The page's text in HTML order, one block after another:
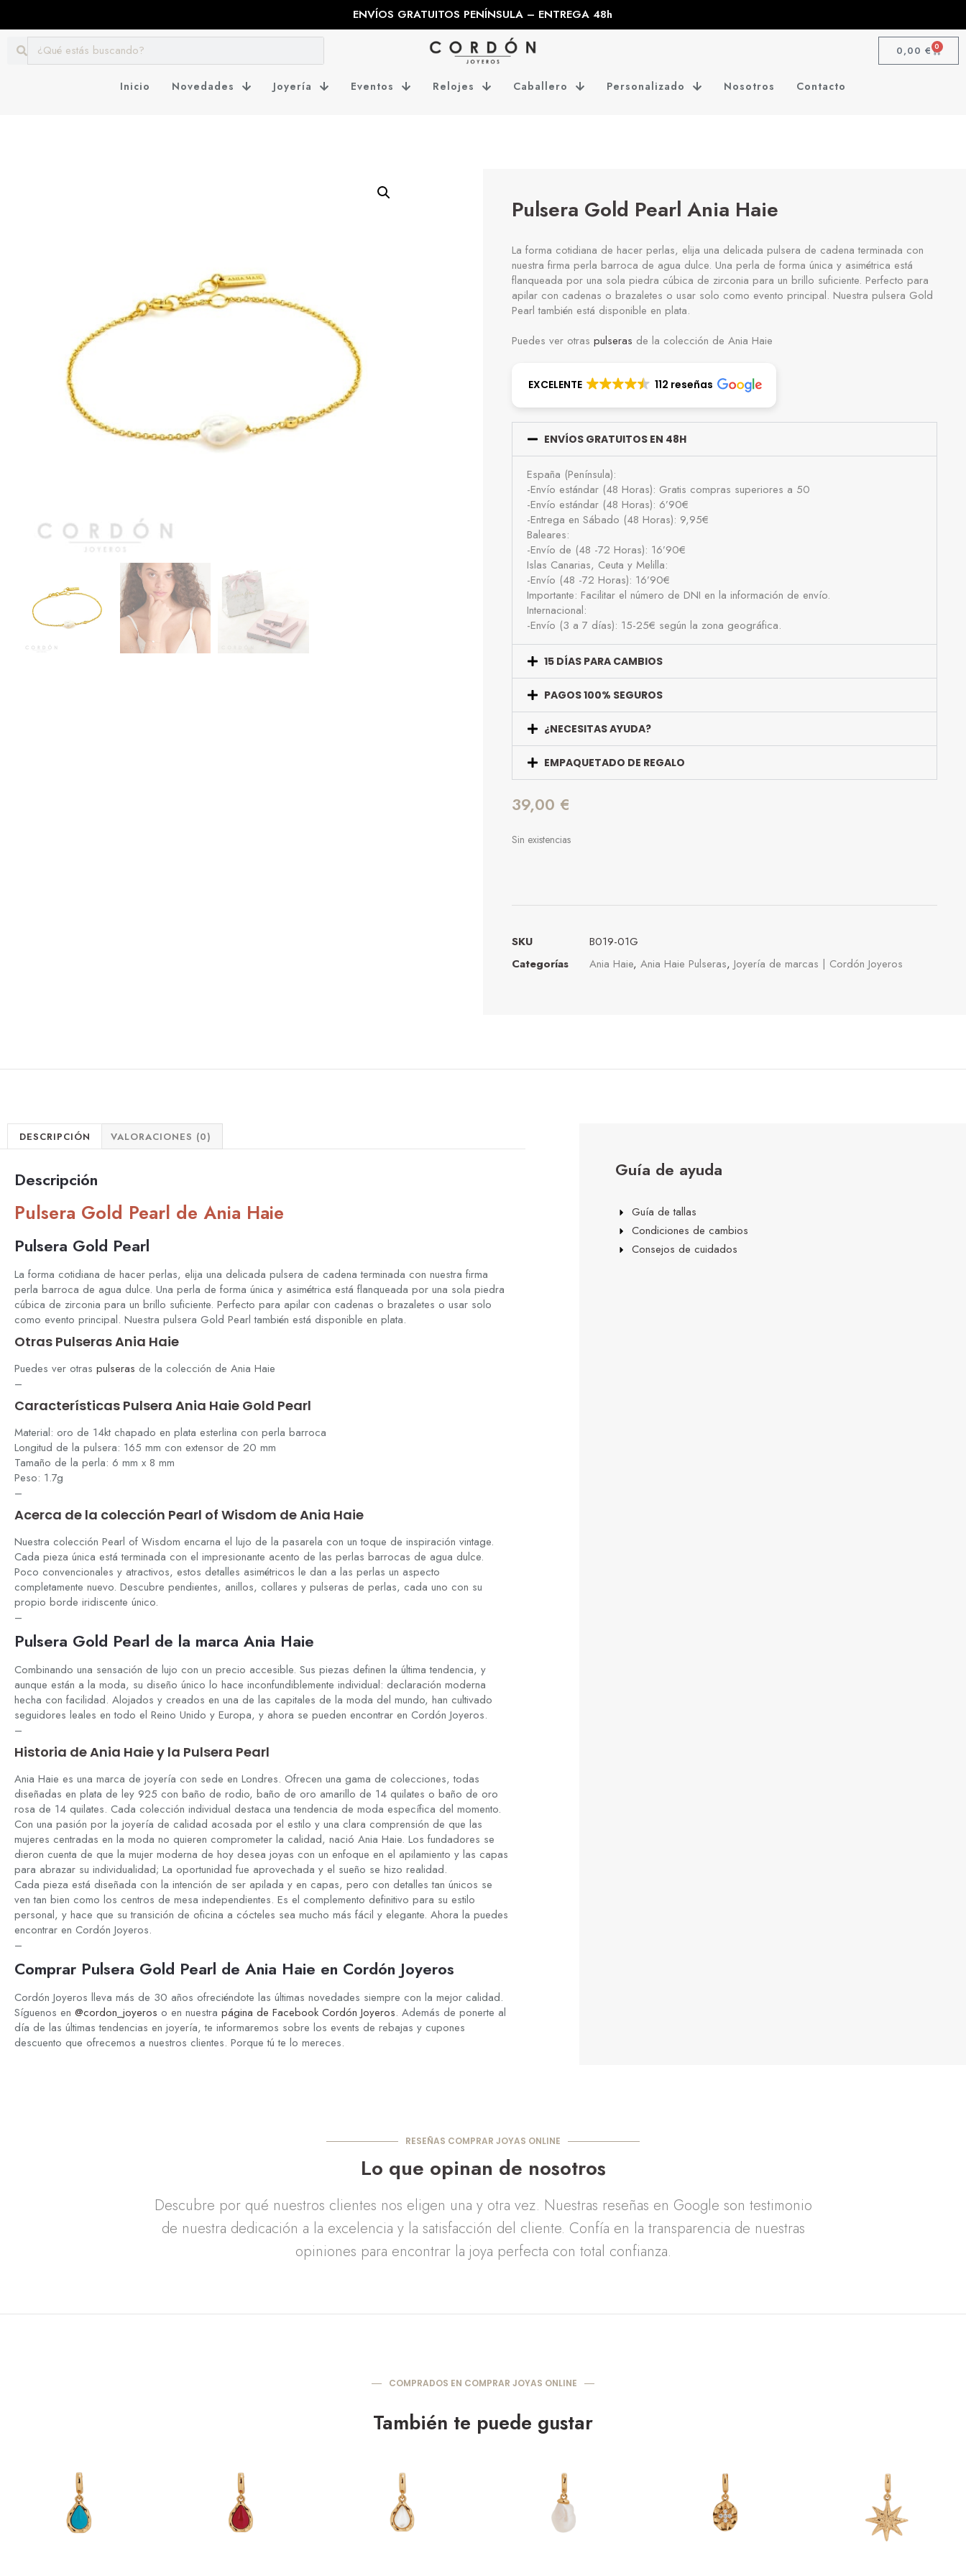
ENVÍOS GRATUITOS PENÍNSULA – ENTREGA 48h
0,00 € 0
Inicio Novedades Joyería Eventos Relojes Caballero Personalizado Nosotros Contacto
Pulsera Gold Pearl Ania Haie
La forma cotidiana de hacer perlas, elija una delicada pulsera de cadena terminada con
nuestra firma perla barroca de agua dulce. Una perla de forma única y asimétrica está
flanqueada por una sola piedra cúbica de zirconia para un brillo suficiente. Perfecto para
apilar con cadenas o brazaletes o usar solo como evento principal. Nuestra pulsera Gold
Pearl también está disponible en plata.
Puedes ver otras pulseras de la colección de Ania Haie
EXCELENTE 112 reseñas
ENVÍOS GRATUITOS EN 48H
España (Península):
-Envío estándar (48 Horas): Gratis compras superiores a 50
-Envío estándar (48 Horas): 6’90€
-Entrega en Sábado (48 Horas): 9,95€
Baleares:
-Envío de (48 -72 Horas): 16’90€
Islas Canarias, Ceuta y Melilla:
-Envío (48 -72 Horas): 16’90€
Importante: Facilitar el número de DNI en la información de envío.
Internacional:
-Envío (3 a 7 días): 15-25€ según la zona geográfica.
15 DÍAS PARA CAMBIOS
PAGOS 100% SEGUROS
¿NECESITAS AYUDA?
EMPAQUETADO DE REGALO
39,00 €
Sin existencias
SKU
B019-01G
Categorías
Ania Haie, Ania Haie Pulseras, Joyería de marcas | Cordón Joyeros
DESCRIPCIÓN VALORACIONES (0)
Descripción
Pulsera Gold Pearl de Ania Haie
Pulsera Gold Pearl
La forma cotidiana de hacer perlas, elija una delicada pulsera de cadena terminada con nuestra firma
perla barroca de agua dulce. Una perla de forma única y asimétrica está flanqueada por una sola piedra
cúbica de zirconia para un brillo suficiente. Perfecto para apilar con cadenas o brazaletes o usar solo
como evento principal. Nuestra pulsera Gold Pearl también está disponible en plata.
Otras Pulseras Ania Haie
Puedes ver otras pulseras de la colección de Ania Haie
–
Características Pulsera Ania Haie Gold Pearl
Material: oro de 14kt chapado en plata esterlina con perla barroca
Longitud de la pulsera: 165 mm con extensor de 20 mm
Tamaño de la perla: 6 mm x 8 mm
Peso: 1.7g
–
Acerca de la colección Pearl of Wisdom de Ania Haie
Nuestra colección Pearl of Wisdom encarna el lujo de la pasarela con un toque de inspiración vintage.
Cada pieza única está terminada con el impresionante acento de las perlas barrocas de agua dulce.
Poco convencionales y atractivos, estos detalles asimétricos le dan a las perlas un aspecto
completamente nuevo. Descubre pendientes, anillos, collares y pulseras de perlas, cada uno con su
propio borde iridiscente único.
–
Pulsera Gold Pearl de la marca Ania Haie
Combinando una sensación de lujo con un precio accesible. Sus piezas definen la última tendencia, y
aunque están a la moda, su diseño único lo hace inconfundiblemente individual: declaración moderna
hecha con facilidad. Alojados y creados en una de las capitales de la moda del mundo, han cultivado
seguidores leales en todo el Reino Unido y Europa, y ahora se pueden encontrar en Cordón Joyeros.
–
Historia de Ania Haie y la Pulsera Pearl
Ania Haie es una marca de joyería con sede en Londres. Ofrecen una gama de colecciones, todas
diseñadas en plata de ley 925 con baño de rodio, baño de oro amarillo de 14 quilates o baño de oro
rosa de 14 quilates. Cada colección individual destaca una tendencia de moda específica del momento.
Con una pasión por la joyería de calidad acosada por el estilo y una clara comprensión de que las
mujeres centradas en la moda no quieren comprometer la calidad, nació Ania Haie. Los fundadores se
dieron cuenta de que la mujer moderna de hoy desea joyas con un enfoque en el apilamiento y las capas
para abrazar su individualidad; La oportunidad fue aprovechada y el sueño se hizo realidad.
Cada pieza está diseñada con la intención de ser apilada y en capas, pero con detalles tan únicos se
ven tan bien como los centros de mesa independientes. Es el complemento definitivo para su estilo
personal, y hace que su transición de oficina a cócteles sea mucho más fácil y elegante. Ahora la puedes
encontrar en Cordón Joyeros.
–
Comprar Pulsera Gold Pearl de Ania Haie en Cordón Joyeros
Cordón Joyeros lleva más de 30 años ofreciéndote las últimas novedades siempre con la mejor calidad.
Síguenos en @cordon_joyeros o en nuestra página de Facebook Cordón Joyeros. Además de ponerte al
día de las últimas tendencias en joyería, te informaremos sobre los events de rebajas y cupones
descuento que ofrecemos a nuestros clientes. Porque tú te lo mereces.
Guía de ayuda
Guía de tallas
Condiciones de cambios
Consejos de cuidados
RESEÑAS COMPRAR JOYAS ONLINE
Lo que opinan de nosotros
Descubre por qué nuestros clientes nos eligen una y otra vez. Nuestras reseñas en Google son testimonio
de nuestra dedicación a la excelencia y la satisfacción del cliente. Confía en la transparencia de nuestras
opiniones para encontrar la joya perfecta con total confianza.
COMPRADOS EN COMPRAR JOYAS ONLINE
También te puede gustar